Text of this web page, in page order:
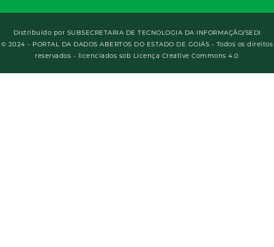
Distribuído por SUBSECRETARIA DE TECNOLOGIA DA INFORMAÇÃO/SEDI
© 2024 - PORTAL DA DADOS ABERTOS DO ESTADO DE GOIÁS - Todos os direitos
reservados - licenciados sob Licença Creative Commons 4.0